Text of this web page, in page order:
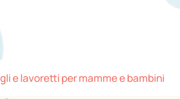
e lavoretti per mamme e bambini